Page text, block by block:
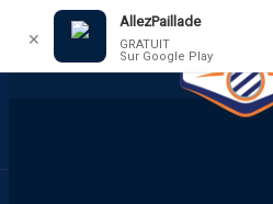
✕
AllezPaillade
GRATUIT
Sur Google Play